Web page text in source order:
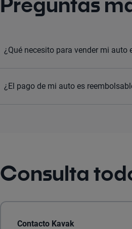
¿Qué necesito para vender mi auto
¿El pago de mi auto es
Consulta
Contacto Kavak